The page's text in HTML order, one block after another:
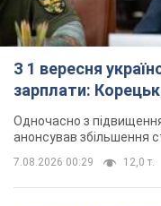
З 1 вересня
зарплати:
Одночасно з
анонсував збільшення
7.08.2026 00:29 12,0 т.